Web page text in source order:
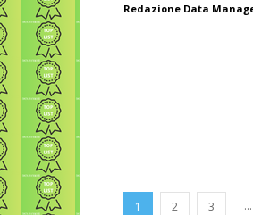
Redazione Data
1 2 3 ...